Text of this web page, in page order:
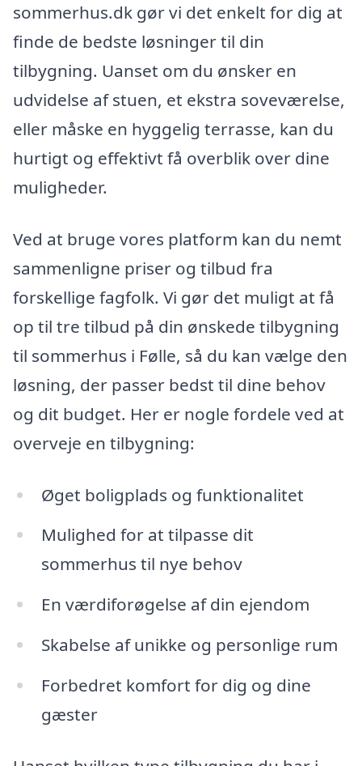
sommerhus.dk gør vi det enkelt for dig at
finde de bedste løsninger til din
tilbygning. Uanset om du ønsker en
udvidelse af stuen, et ekstra soveværelse,
eller måske en hyggelig terrasse, kan du
hurtigt og effektivt få overblik over dine
muligheder.
Ved at bruge vores platform kan du nemt
sammenligne priser og tilbud fra
forskellige fagfolk. Vi gør det muligt at få
op til tre tilbud på din ønskede tilbygning
til sommerhus i Følle, så du kan vælge den
løsning, der passer bedst til dine behov
og dit budget. Her er nogle fordele ved at
overveje en tilbygning:
Øget boligplads og funktionalitet
Mulighed for at tilpasse dit
sommerhus til nye behov
En værdiforøgelse af din ejendom
Skabelse af unikke og personlige rum
Forbedret komfort for dig og dine
gæster